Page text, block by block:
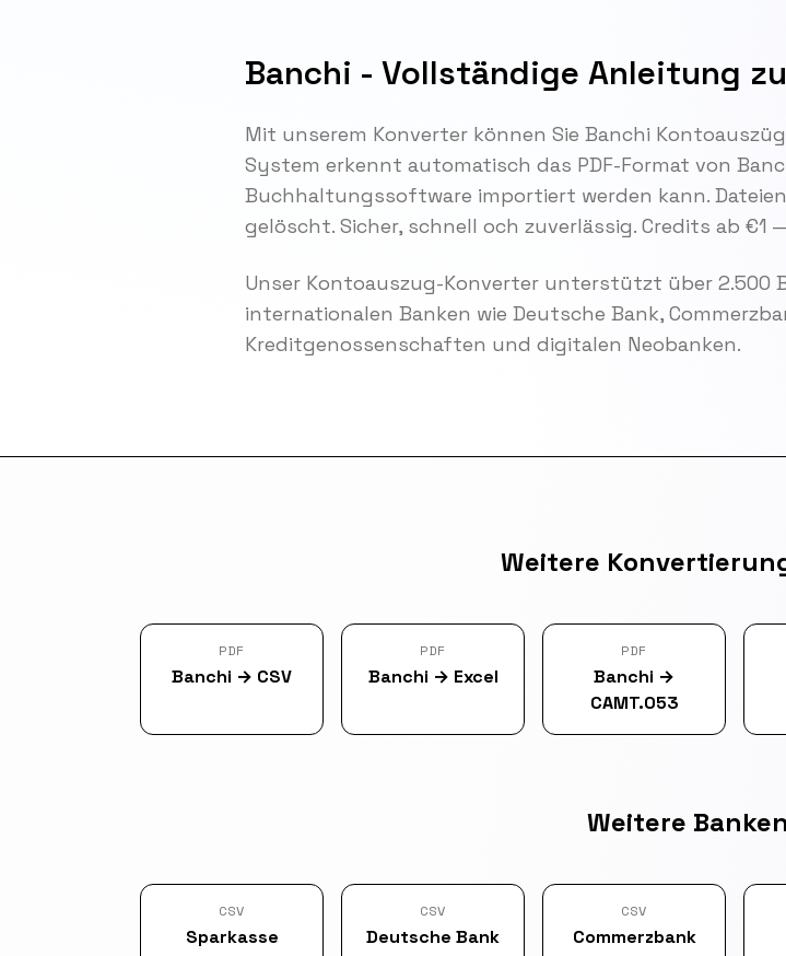
Banchi - Vollständige Anleitung
Mit unserem Konverter können Sie Banchi
System erkennt automatisch das PDF-Format von
Buchhaltungssoftware importiert werden kann.
gelöscht. Sicher, schnell och zuverlässig. Credits ab €1
Unser Kontoauszug-Konverter unterstützt über 2.500
internationalen Banken wie Deutsche Bank,
Kreditgenossenschaften und digitalen Neobanken.
Weitere
PDF
Banchi → CSV
PDF
Banchi → Excel
PDF
Banchi →
CAMT.053
Weitere
CSV
Sparkasse
CSV
Deutsche Bank
CSV
Commerzbank